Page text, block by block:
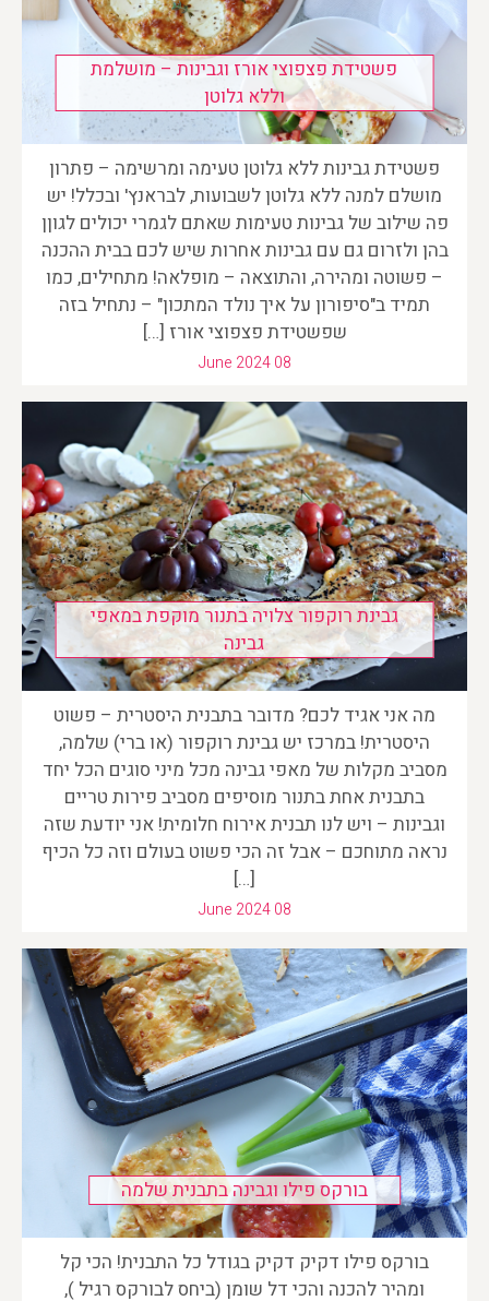
פשטידת פצפוצי אורז וגבינות – מושלמת
וללא גלוטן
פשטידת גבינות ללא גלוטן טעימה ומרשימה – פתרון
מושלם למנה ללא גלוטן לשבועות, לבראנץ' ובכלל! יש
פה שילוב של גבינות טעימות שאתם לגמרי יכולים לגוןן
בהן ולזרום גם עם גבינות אחרות שיש לכם בבית ההכנה
– פשוטה ומהירה, והתוצאה – מופלאה! מתחילים, כמו
תמיד ב"סיפורון על איך נולד המתכון" – נתחיל בזה
שפשטידת פצפוצי אורז […]
June 2024 08
גבינת רוקפור צלויה בתנור מוקפת במאפי
גבינה
מה אני אגיד לכם? מדובר בתבנית היסטרית – פשוט
היסטרית! במרכז יש גבינת רוקפור (או ברי) שלמה,
מסביב מקלות של מאפי גבינה מכל מיני סוגים הכל יחד
בתבנית אחת בתנור מוסיפים מסביב פירות טריים
וגבינות – ויש לנו תבנית אירוח חלומית! אני יודעת שזה
נראה מתוחכם – אבל זה הכי פשוט בעולם וזה כל הכיף
[…]
June 2024 08
בורקס פילו וגבינה בתבנית שלמה
בורקס פילו דקיק דקיק בגודל כל התבנית! הכי קל
ומהיר להכנה והכי דל שומן (ביחס לבורקס רגיל ),